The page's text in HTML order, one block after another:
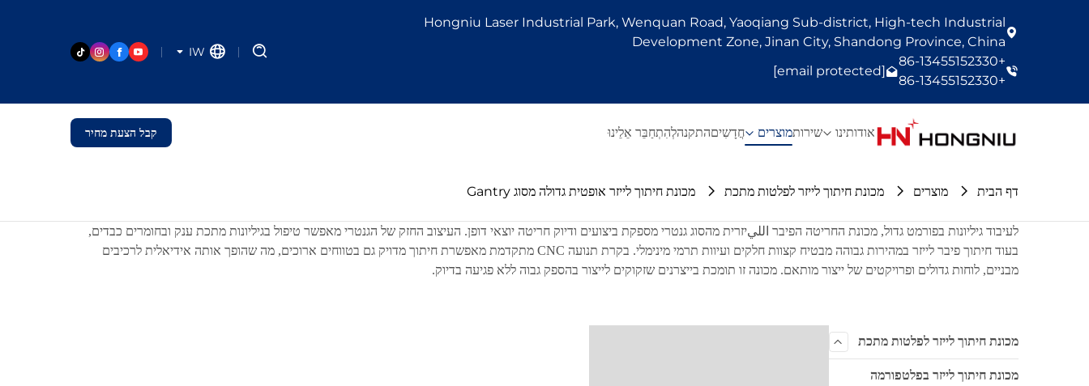
Hongniu Laser Industrial Park, Wenquan Road, Yaoqiang Sub-district, High-tech Industrial
Development Zone, Jinan City, Shandong Province, China
+86-13455152330
+86-13455152330
[email protected]
IW
אודותינו שירותמוצרים חֲדָשִיםהתקנהלְהִתְחַבֵּר אֵלֵינוּ קבל הצעת מחיר
דף הבית מוצרים מכונת חיתוך לייזר לפלטות מתכת מכונת חיתוך לייזר אופטית גדולה מסוג Gantry
לעיבוד גיליונות בפורמט גדול, מכונת החריטה הפיבר الليיזרית מהסוג גנטרי מספקת ביצועים ודיוק חריטה יוצאי דופן. העיצוב החזק של הגנטרי מאפשר טיפול בגיליונות מתכת ענק ובחומרים כבדים,
בעוד חיתוך פיבר לייזר במהירות גבוהה מבטיח קצוות חלקים ועיוות תרמי מינימלי. בקרת תנועה CNC מתקדמת מאפשרת חיתוך מדויק גם בטווחים ארוכים, מה שהופך אותה אידיאלית לרכיבים
מבניים, לוחות גדולים ופרויקטים של ייצור מותאם. מכונה זו תומכת בייצרנים שזקוקים לייצור בהספק גבוה ללא פגיעה בדיוק.
מכונת חיתוך לייזר לפלטות מתכת
מכונת חיתוך לייזר בפלטפורמה